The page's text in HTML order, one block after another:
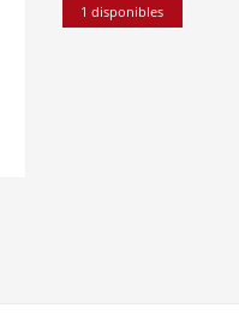
1 disponibles